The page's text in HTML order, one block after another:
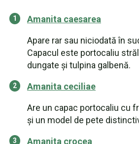
Amanita caesarea
Apare rar sau niciodată în
Capacul este portocaliu
dungate și tulpina galbenă.
Amanita ceciliae
Are un capac portocaliu cu
și un model de pete
Amanita crocea